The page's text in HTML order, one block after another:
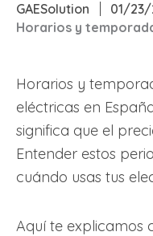
GAESolution 01/
Horarios y
Horarios y
eléctricas en
significa que el
Entender estos
cuándo usas tus
Aquí te explicamos